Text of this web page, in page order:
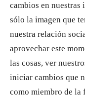
cambios en nuestras
sólo la imagen que
nuestra relación
aprovechar este
las cosas, ver
iniciar cambios que
como miembro de la